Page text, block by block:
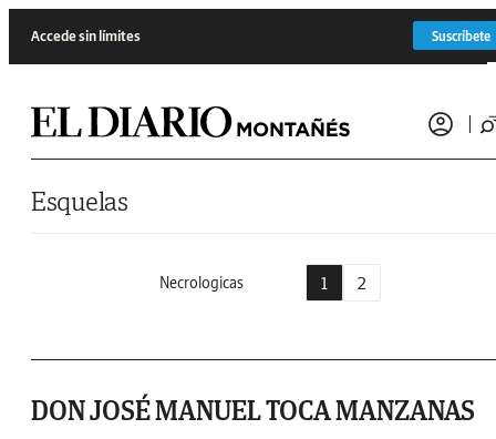
Accede sin límites Suscríbete
Esquelas
Necrologicas 1 2
DON JOSÉ MANUEL TOCA MANZANAS